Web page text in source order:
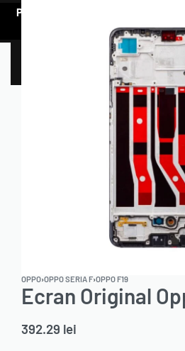
Pentru a vedea oferta de prețuri
OPPO›OPPO SERIA F›OPPO F19
Ecran Original
392.29 lei